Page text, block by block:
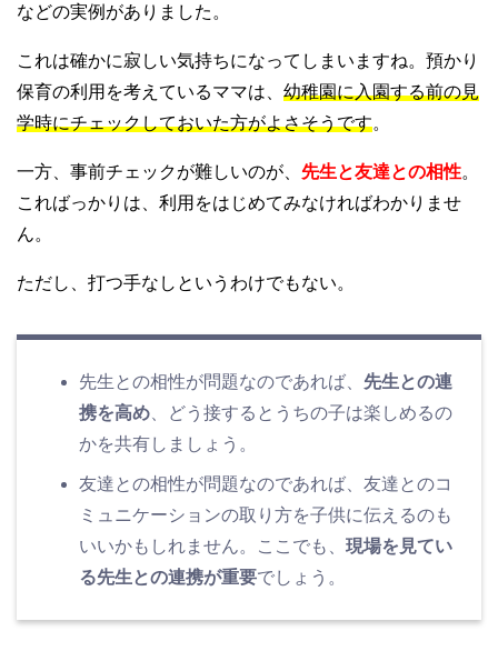
などの実例がありました。
これは確かに寂しい気持ちになってしまいますね。預かり
保育の利用を考えているママは、 幼稚園に入園する前の見
学時にチェックしておいた方がよさそうです。
一方、事前チェックが難しいのが、 先生と友達との相性。
こればっかりは、利用をはじめてみなければわかりませ
ん。
ただし、打つ手なしというわけでもない。
先生との相性が問題なのであれば、 先生との連
携を高め 、どう接するとうちの子は楽しめるの
かを共有しましょう。
友達との相性が問題なのであれば、友達とのコ
ミュニケーションの取り方を子供に伝えるのも
いいかもしれません。ここでも、 現場を見てい
る先生との連携が重要でしょう。